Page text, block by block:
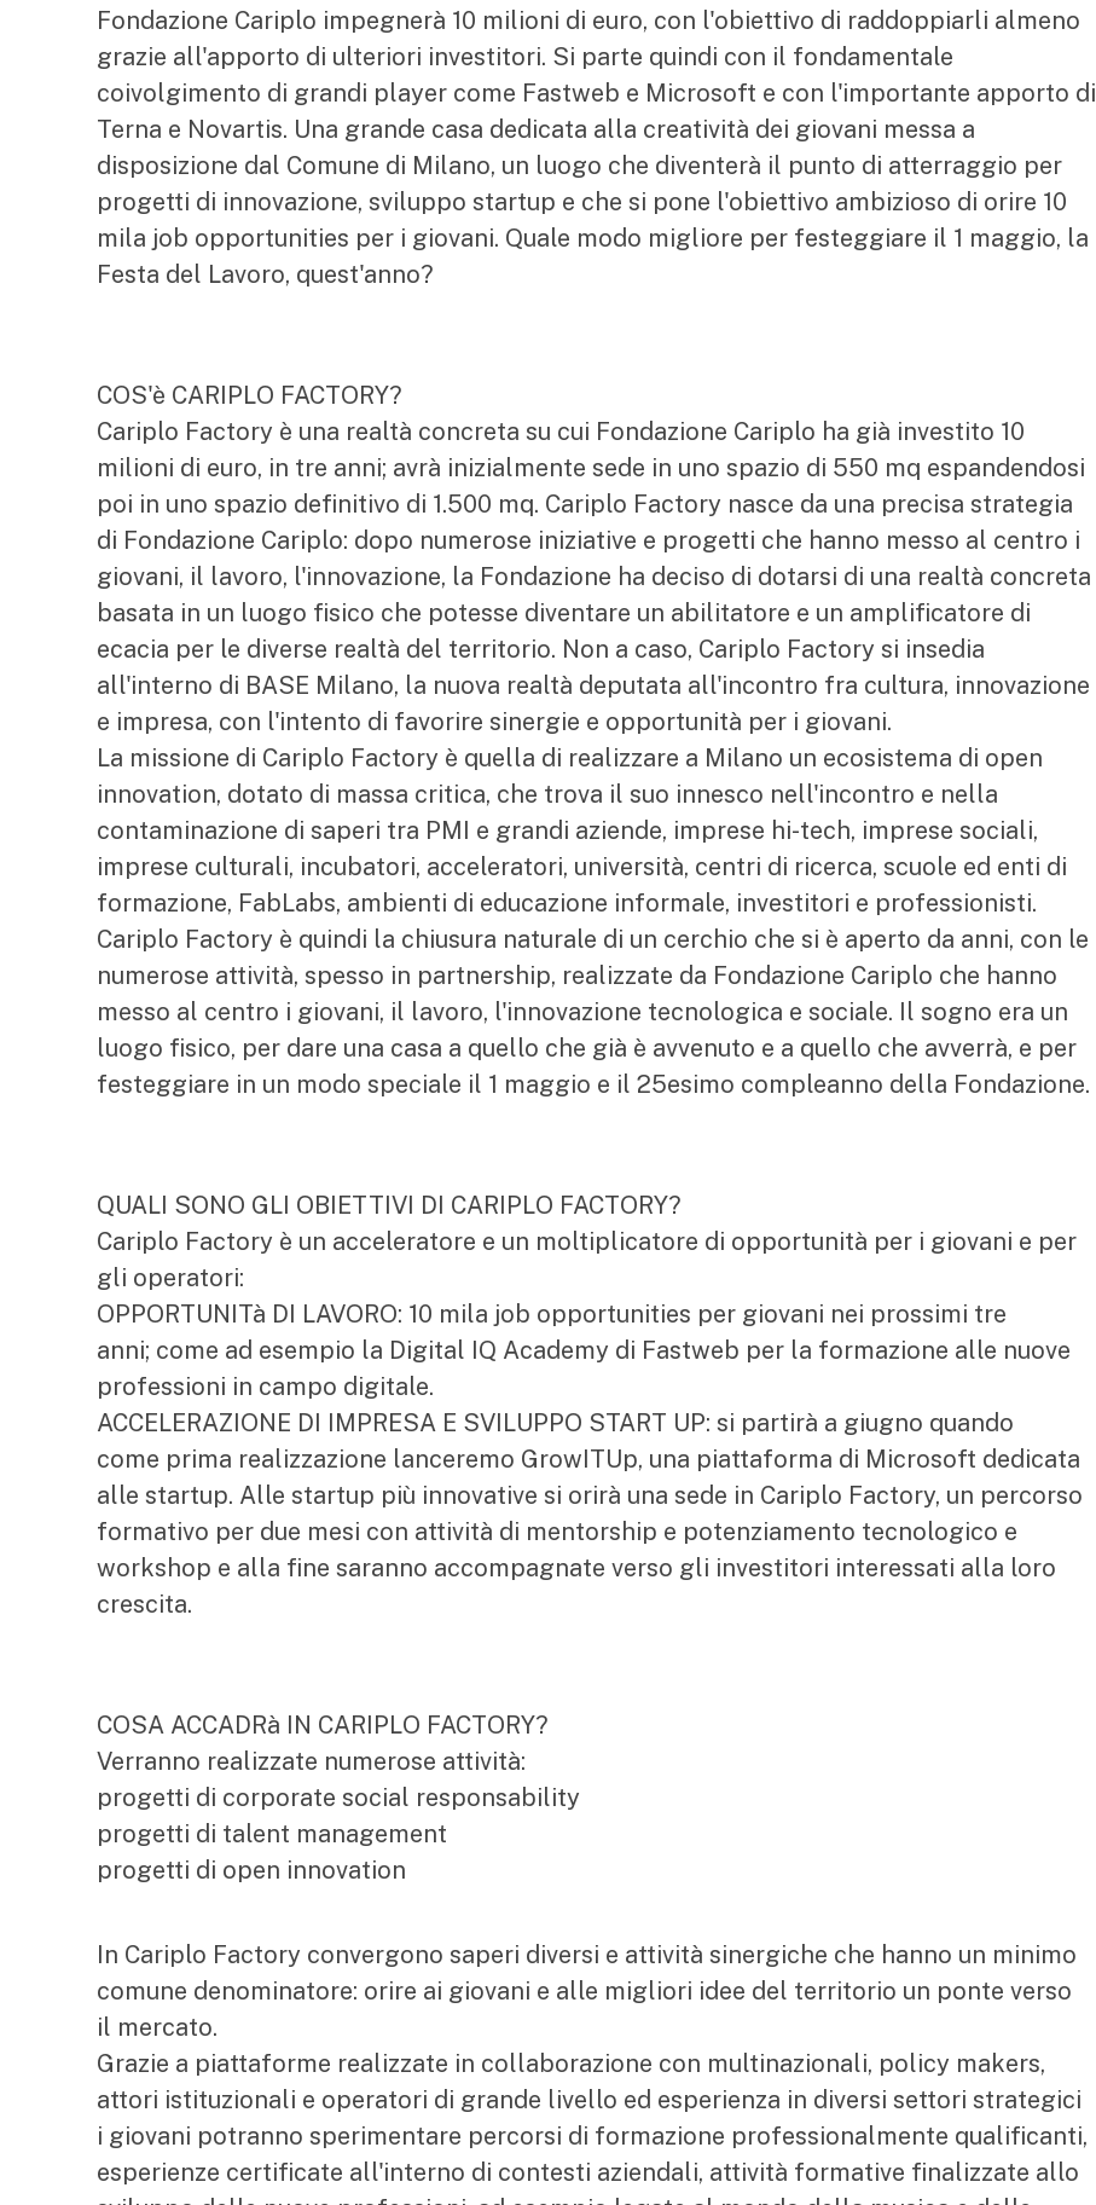
Fondazione Cariplo impegnerà 10 milioni di euro, con l'obiettivo di raddoppiarli almeno
grazie all'apporto di ulteriori investitori. Si parte quindi con il fondamentale
coivolgimento di grandi player come Fastweb e Microsoft e con l'importante apporto di
Terna e Novartis. Una grande casa dedicata alla creatività dei giovani messa a
disposizione dal Comune di Milano, un luogo che diventerà il punto di atterraggio per
progetti di innovazione, sviluppo startup e che si pone l'obiettivo ambizioso di orire 10
mila job opportunities per i giovani. Quale modo migliore per festeggiare il 1 maggio, la
Festa del Lavoro, quest'anno?
COS'è CARIPLO FACTORY?
Cariplo Factory è una realtà concreta su cui Fondazione Cariplo ha già investito 10
milioni di euro, in tre anni; avrà inizialmente sede in uno spazio di 550 mq espandendosi
poi in uno spazio definitivo di 1.500 mq. Cariplo Factory nasce da una precisa strategia
di Fondazione Cariplo: dopo numerose iniziative e progetti che hanno messo al centro i
giovani, il lavoro, l'innovazione, la Fondazione ha deciso di dotarsi di una realtà concreta
basata in un luogo fisico che potesse diventare un abilitatore e un amplificatore di
ecacia per le diverse realtà del territorio. Non a caso, Cariplo Factory si insedia
all'interno di BASE Milano, la nuova realtà deputata all'incontro fra cultura, innovazione
e impresa, con l'intento di favorire sinergie e opportunità per i giovani.
La missione di Cariplo Factory è quella di realizzare a Milano un ecosistema di open
innovation, dotato di massa critica, che trova il suo innesco nell'incontro e nella
contaminazione di saperi tra PMI e grandi aziende, imprese hi-tech, imprese sociali,
imprese culturali, incubatori, acceleratori, università, centri di ricerca, scuole ed enti di
formazione, FabLabs, ambienti di educazione informale, investitori e professionisti.
Cariplo Factory è quindi la chiusura naturale di un cerchio che si è aperto da anni, con le
numerose attività, spesso in partnership, realizzate da Fondazione Cariplo che hanno
messo al centro i giovani, il lavoro, l'innovazione tecnologica e sociale. Il sogno era un
luogo fisico, per dare una casa a quello che già è avvenuto e a quello che avverrà, e per
festeggiare in un modo speciale il 1 maggio e il 25esimo compleanno della Fondazione.
QUALI SONO GLI OBIETTIVI DI CARIPLO FACTORY?
Cariplo Factory è un acceleratore e un moltiplicatore di opportunità per i giovani e per
gli operatori:
OPPORTUNITà DI LAVORO: 10 mila job opportunities per giovani nei prossimi tre
anni; come ad esempio la Digital IQ Academy di Fastweb per la formazione alle nuove
professioni in campo digitale.
ACCELERAZIONE DI IMPRESA E SVILUPPO START UP: si partirà a giugno quando
come prima realizzazione lanceremo GrowITUp, una piattaforma di Microsoft dedicata
alle startup. Alle startup più innovative si orirà una sede in Cariplo Factory, un percorso
formativo per due mesi con attività di mentorship e potenziamento tecnologico e
workshop e alla fine saranno accompagnate verso gli investitori interessati alla loro
crescita.
COSA ACCADRà IN CARIPLO FACTORY?
Verranno realizzate numerose attività:
progetti di corporate social responsability
progetti di talent management
progetti di open innovation
In Cariplo Factory convergono saperi diversi e attività sinergiche che hanno un minimo
comune denominatore: orire ai giovani e alle migliori idee del territorio un ponte verso
il mercato.
Grazie a piattaforme realizzate in collaborazione con multinazionali, policy makers,
attori istituzionali e operatori di grande livello ed esperienza in diversi settori strategici
i giovani potranno sperimentare percorsi di formazione professionalmente qualificanti,
esperienze certificate all'interno di contesti aziendali, attività formative finalizzate allo